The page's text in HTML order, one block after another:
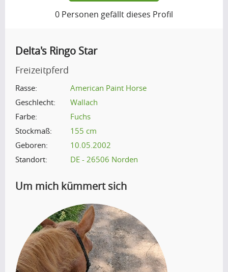
0 Personen gefällt dieses Profil
Delta's Ringo Star
Freizeitpferd
Rasse:
American Paint Horse
Geschlecht:
Wallach
Farbe:
Fuchs
Stockmaß:
155 cm
Geboren:
10.05.2002
Standort:
DE - 26506 Norden
Um mich kümmert sich
Ines End